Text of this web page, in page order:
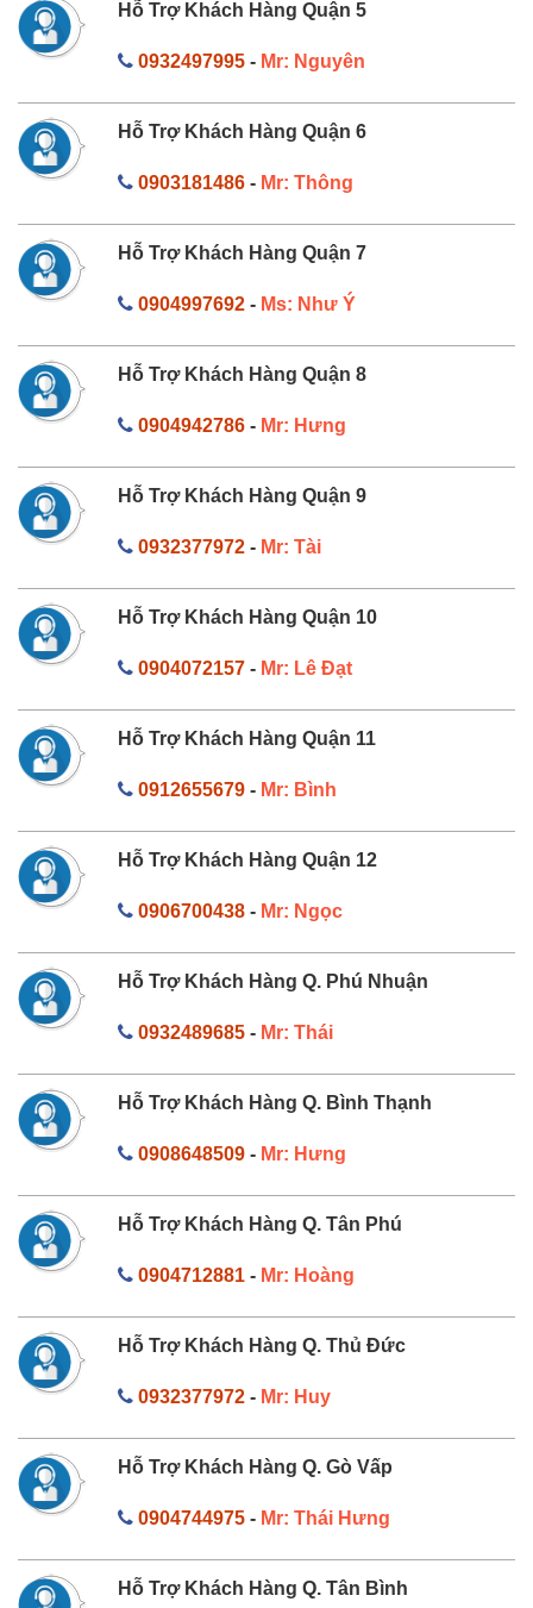
Hỗ Trợ Khách Hàng Quận 5
0932497995- Mr: Nguyên
Hỗ Trợ Khách Hàng Quận 6
0903181486- Mr: Thông
Hỗ Trợ Khách Hàng Quận 7
0904997692- Ms: Như Ý
Hỗ Trợ Khách Hàng Quận 8
0904942786- Mr: Hưng
Hỗ Trợ Khách Hàng Quận 9
0932377972- Mr: Tài
Hỗ Trợ Khách Hàng Quận 10
0904072157- Mr: Lê Đạt
Hỗ Trợ Khách Hàng Quận 11
0912655679- Mr: Bình
Hỗ Trợ Khách Hàng Quận 12
0906700438- Mr: Ngọc
Hỗ Trợ Khách Hàng Q. Phú Nhuận
0932489685- Mr: Thái
Hỗ Trợ Khách Hàng Q. Bình Thạnh
0908648509- Mr: Hưng
Hỗ Trợ Khách Hàng Q. Tân Phú
0904712881- Mr: Hoàng
Hỗ Trợ Khách Hàng Q. Thủ Đức
0932377972- Mr: Huy
Hỗ Trợ Khách Hàng Q. Gò Vấp
0904744975- Mr: Thái Hưng
Hỗ Trợ Khách Hàng Q. Tân Bình